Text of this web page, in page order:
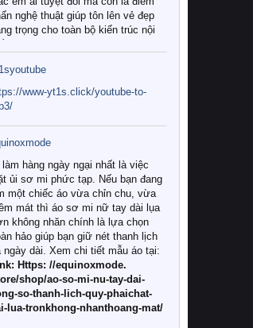
nghệ thuật giúp tôn lên vẻ đẹp
trọng cho toàn bộ kiến trúc nội
nhiên, giữa thị trường đa dạng
vô vàn thương hiệu và mẫu mã
hiện nay, làm thế nào để chọn
những bộ chăn ga gối đệm cao
thực sự chất lượng, phù hợp với
hậu và nhu cầu sử dụng của gia
Hãy cùng chúng tôi đi tìm lời
đáp chi tiết qua bài viết dưới đây.
Tại sao các gia đình hiện đại lại ưa
chăn ga gối đệm cao cấp?
với các dòng sản phẩm thông
những bộ chăn ga gối đệm
cấp trải qua quy trình sản xuất
ngặt từ khâu chọn lọc nguyên
tự nhiên đến công nghệ dệt
hiện đại không chứa hóa chất
www-yt1s.click/youtube-to-
hàng ngày ngại nhất là việc
ủi sơ mi phức tạp. Nếu bạn đang
một chiếc áo vừa chỉn chu, vừa
mát thì áo sơ mi nữ tay dài lụa
không nhăn chính là lựa chọn
hảo giúp bạn giữ nét thanh lịch
ngày dài. Xem chi tiết mẫu áo tại:
Https: //equinoxmode.
shop/ao-so-mi-nu-tay-dai-
so-thanh-lich-quy-phaichat-
lua-tronkhong-nhanthoang-mat/